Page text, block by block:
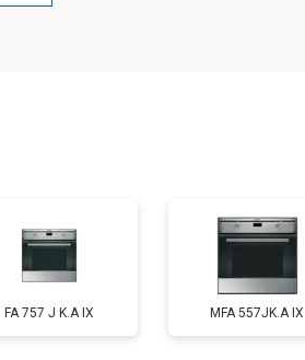
FA 757 J K.A IX MFA 557JK.A IX